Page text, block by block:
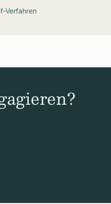
Verfahren